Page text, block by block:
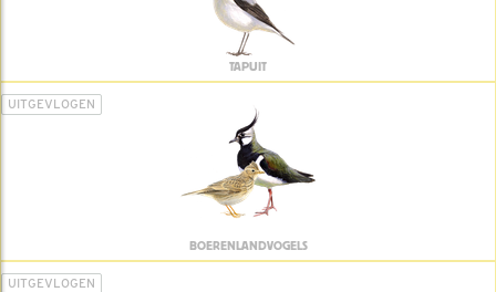
TAPUIT
UITGEVLOGEN
BOERENLANDVOGELS
UITGEVLOGEN